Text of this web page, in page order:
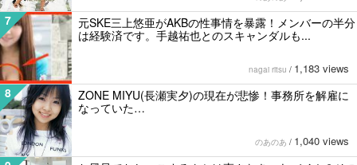
7
元SKE三上悠亜がAKBの性事情を暴露！メンバーの半分
は経験済です。手越祐也とのスキャンダルも...
nagai ritsu / 1,183 views
8
ZONE MIYU(長瀬実夕)の現在が悲惨！事務所を解雇に
なっていた…
のあのあ / 1,040 views